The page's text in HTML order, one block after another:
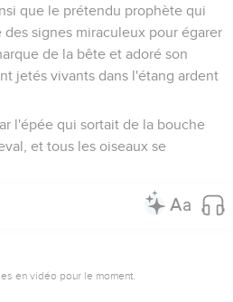
que le prétendu prophète qui
signes miraculeux pour égarer
de la bête et adoré son
jetés vivants dans l'étang ardent
l'épée qui sortait de la bouche
et tous les oiseaux se
en vidéo pour le moment.